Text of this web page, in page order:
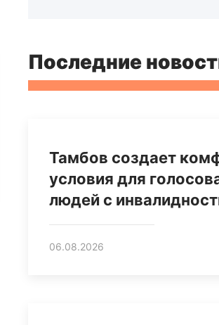
Последние
Тамбов создает
условия для
людей с
06.08.2026